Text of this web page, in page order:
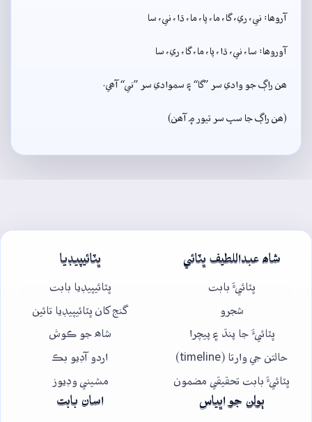
آروھا: ني، ري، گا، ما، پا، ما، ڌا، ني، سا
آوروھا: سا، ني، ڌا، پا، ما، گا، ري، سا
ھن راڳ جو وادي سر ”گا“ ۽ سموادي سر ”ني“ آھي.
(ھن راڳ جا سڀ سر تيور ۾ آھن)
شاھ عبداللطيف ڀٽائي
ڀٽائيءَ بابت
شجرو
ڀٽائيءَ جا پنڌ ۽ پيچرا
حالتن جي وارتا (timeline)
ڀٽائيءَ بابت تحقيقي مضمون
ڀٽائيپيڊيا
ڀٽائيپيڊيا بابت
گنج کان ڀٽائيپيڊيا تائين
شاھ جو ڪوش
اردو آڊيو بڪ
مشيني وڊيوز
ٻولن جو اڀياس اسان بابت